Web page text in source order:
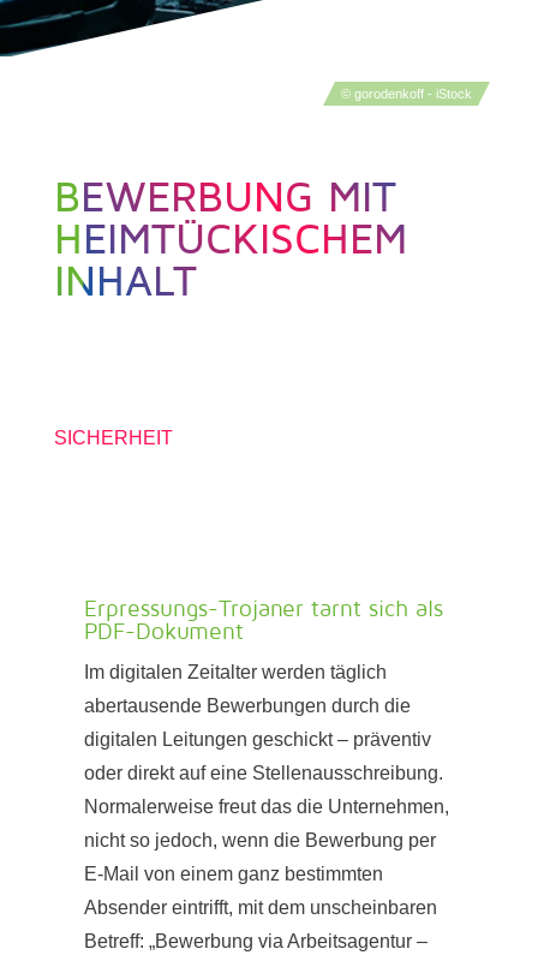
© gorodenkoff - iStock
BEWERBUNG MIT
HEIMTÜCKISCHEM
INHALT
SICHERHEIT
Erpressungs-Trojaner tarnt sich als
PDF-Dokument
Im digitalen Zeitalter werden täglich
abertausende Bewerbungen durch die
digitalen Leitungen geschickt – präventiv
oder direkt auf eine Stellenausschreibung.
Normalerweise freut das die Unternehmen,
nicht so jedoch, wenn die Bewerbung per
E-Mail von einem ganz bestimmten
Absender eintrifft, mit dem unscheinbaren
Betreff: „Bewerbung via Arbeitsagentur –